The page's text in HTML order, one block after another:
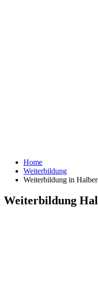
Home
Weiterbildung
Weiterbildung in
Weiterbildung